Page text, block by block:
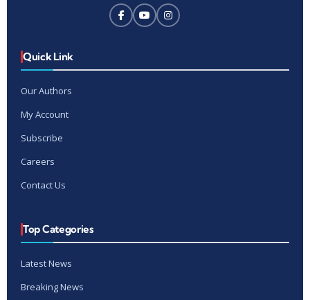
Quick Link
Our Authors
My Account
Subscribe
Careers
Contact Us
Top Categories
Latest News
Breaking News